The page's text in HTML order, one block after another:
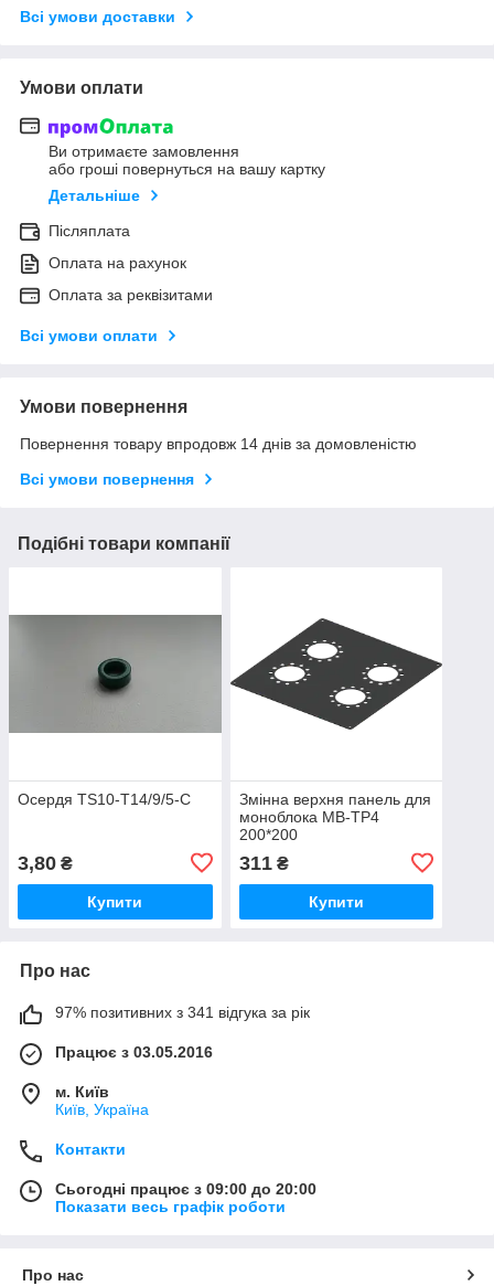
Всі умови доставки
Умови оплати
Ви отримаєте замовлення
або гроші повернуться на вашу картку
Детальніше
Післяплата
Оплата на рахунок
Оплата за реквізитами
Всі умови оплати
Умови повернення
Повернення товару впродовж 14 днів за домовленістю
Всі умови повернення
Подібні товари компанії
Осердя TS10-T14/9/5-C
3,80 ₴
Купити
Змінна верхня панель для
моноблока MB-TP4
200*200
311₴
Купити
Про нас
97% позитивних з 341 відгука за рік
Працює з 03.05.2016
м. Київ
Київ, Україна
Контакти
Сьогодні працює з 09:00 до 20:00
Показати весь графік роботи
Про нас